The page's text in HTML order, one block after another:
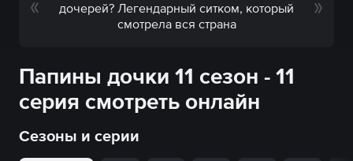
дочерей? Легендарный ситком, который
смотрела вся страна
Папины дочки 11 сезон - 11
серия смотреть онлайн
Сезоны и серии